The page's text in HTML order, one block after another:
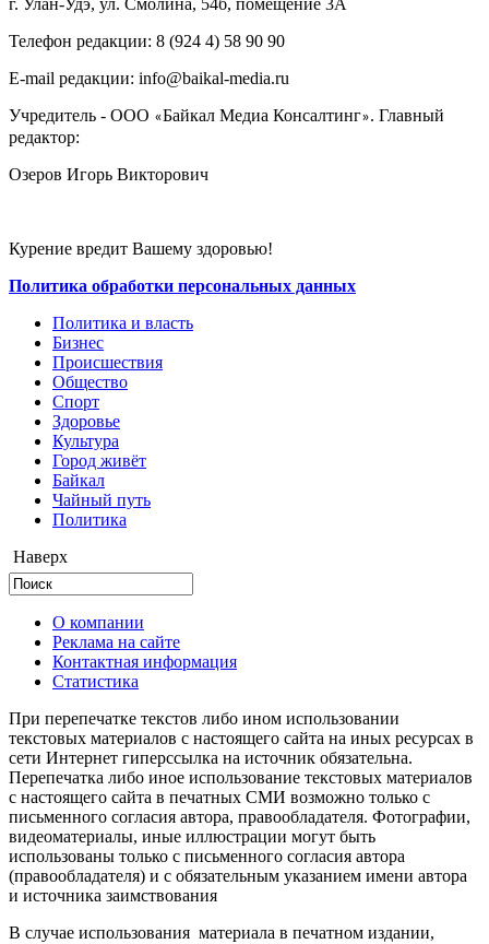
Телефон редакции: ‎‎8 (924 4) 58 90 90
E-mail редакции: info@baikal-media.ru
Учредитель - ООО «Байкал Медиа Консалтинг». Главный
редактор:
Озеров Игорь Викторович
Курение вредит Вашему здоровью!
Политика обработки персональных данных
Политика и власть
Бизнес
Происшествия
Общество
Cпорт
Здоровье
Культура
Город живёт
Байкал
Чайный путь
Политика
Наверх
О компании
Реклама на сайте
Контактная информация
Статистика
При перепечатке текстов либо ином использовании
текстовых материалов с настоящего сайта на иных ресурсах в
сети Интернет гиперссылка на источник обязательна.
Перепечатка либо иное использование текстовых материалов
с настоящего сайта в печатных СМИ возможно только с
письменного согласия автора, правообладателя. Фотографии,
видеоматериалы, иные иллюстрации могут быть
использованы только с письменного согласия автора
(правообладателя) и с обязательным указанием имени автора
и источника заимствования
В случае использования материала в печатном издании,